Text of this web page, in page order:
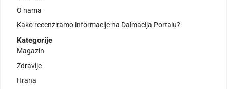
O nama
Kako recenziramo informacije na Dalmacija Portalu?
Kategorije
Magazin
Zdravlje
Hrana